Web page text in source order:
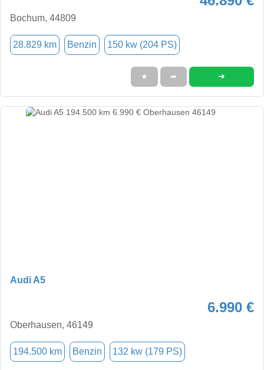
Bochum, 44809
28.829 km Benzin 150 kw (204 PS)
★ ➦ ➜
Audi A5
6.990 €
Oberhausen, 46149
194.500 km Benzin 132 kw (179 PS)